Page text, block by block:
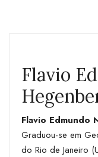
Flavio
Flavio Edmundo
Graduou-se em
do Rio de Janeiro